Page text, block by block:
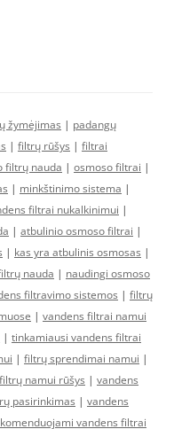
žymėjimas | padangų
| filtrų rūšys | filtrai
filtrų nauda | osmoso filtrai |
| minkštinimo sistema |
filtrai nukalkinimui |
| atbulinio osmoso filtrai |
| kas yra atbulinis osmosas |
nauda | naudingi osmoso
filtravimo sistemos | filtrų
| vandens filtrai namui
| tinkamiausi vandens filtrai
| filtrų sprendimai namui |
namui rūšys | vandens
pasirinkimas | vandens
vandens filtrai